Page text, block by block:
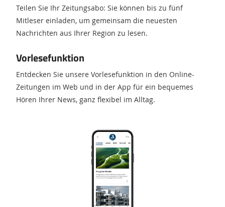
Teilen Sie Ihr Zeitungsabo: Sie können bis zu fünf
Mitleser einladen, um gemeinsam die neuesten
Nachrichten aus Ihrer Region zu lesen.
Vorlesefunktion
Entdecken Sie unsere Vorlesefunktion in den Online-
Zeitungen im Web und in der App für ein bequemes
Hören Ihrer News, ganz flexibel im Alltag.